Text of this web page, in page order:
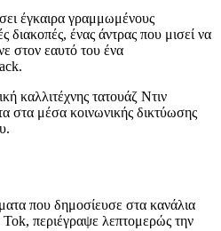
έγκαιρα γραμμωμένους
διακοπές, ένας άντρας που μισεί να
στον εαυτό του ένα
καλλιτέχνης τατουάζ Ντιν
στα μέσα κοινωνικής δικτύωσης
που δημοσίευσε στα κανάλια
περιέγραψε λεπτομερώς την